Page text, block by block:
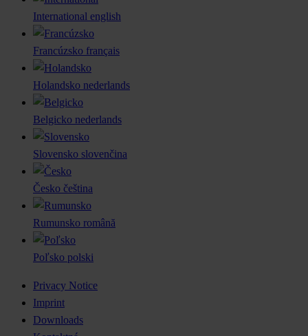
International english
Francúzsko français
Holandsko nederlands
Belgicko nederlands
Slovensko slovenčina
Česko čeština
Rumunsko română
Poľsko polski
Privacy Notice
Imprint
Downloads